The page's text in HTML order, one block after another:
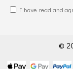
I have read and
©